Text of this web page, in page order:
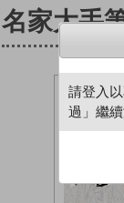
名家大手
請登入
過」繼續